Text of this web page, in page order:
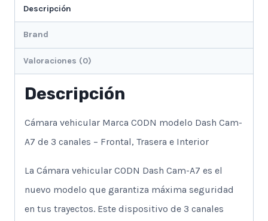
CON
PANTALLA
IPS
cantidad
Descripción
Brand
Valoraciones (0)
Descripción
Cámara vehicular Marca CODN modelo Dash Cam-
A7 de 3 canales – Frontal, Trasera e Interior
La Cámara vehicular CODN Dash Cam-A7 es el
nuevo modelo que garantiza máxima seguridad
en tus trayectos. Este dispositivo de 3 canales